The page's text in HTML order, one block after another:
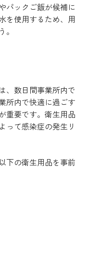
パックご飯が候補に
を使用するため、用
、数日間事業所内で
所内で快適に過ごす
重要です。衛生用品
って感染症の発生リ
下の衛生用品を事前